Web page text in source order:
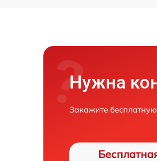
Нужна
Закажите